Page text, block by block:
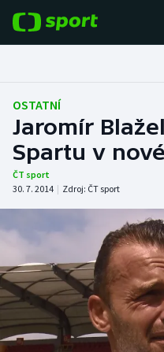
Fotbal
Hokej
Tenis
Atletika
DALŠÍ SPORTY
Americký fotbal
NEPŘEHLÉDNĚTE
OSTATNÍ
Jaromír
Spartu v
ČT sport
30. 7. 2014 | Zdroj: ČT sport